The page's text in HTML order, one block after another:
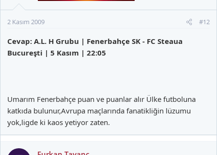
2 Kasım 2009 #12
Cevap: A.L. H Grubu | Fenerbahçe SK - FC Steaua
Bucureşti | 5 Kasım | 22:05
Umarım Fenerbahçe puan ve puanlar alır Ülke futboluna
katkıda bulunur,Avrupa maçlarında fanatikliğin lüzumu
yok,ligde ki kaos yetiyor zaten.